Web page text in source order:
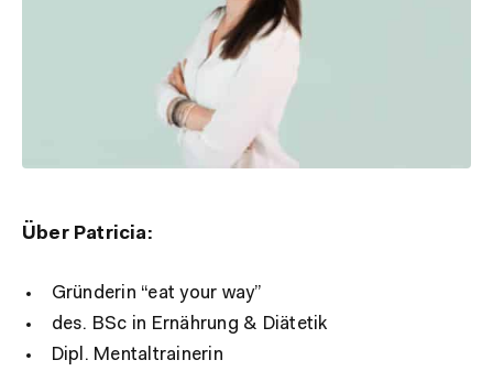
Über Patricia:
Gründerin “eat your way”
des. BSc in Ernährung & Diätetik
Dipl. Mentaltrainerin